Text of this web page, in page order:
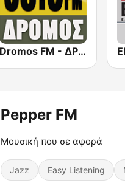
Dromos FM - ΔΡΟΜΟΣ 89.8
Pepper FM
Μουσική που σε αφορά
Jazz Easy Listening